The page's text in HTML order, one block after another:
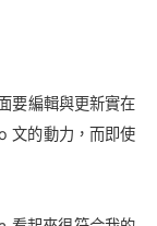
要編輯與更新實在
文的動力，而即使